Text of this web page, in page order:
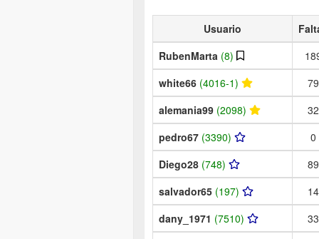
Usuario
RubenMarta (8)
white66 (4016-1)
79
alemania99 (2098)
32
pedro67 (3390)
0
Diego28 (748)
89
salvador65 (197)
14
dany_1971 (7510)
33